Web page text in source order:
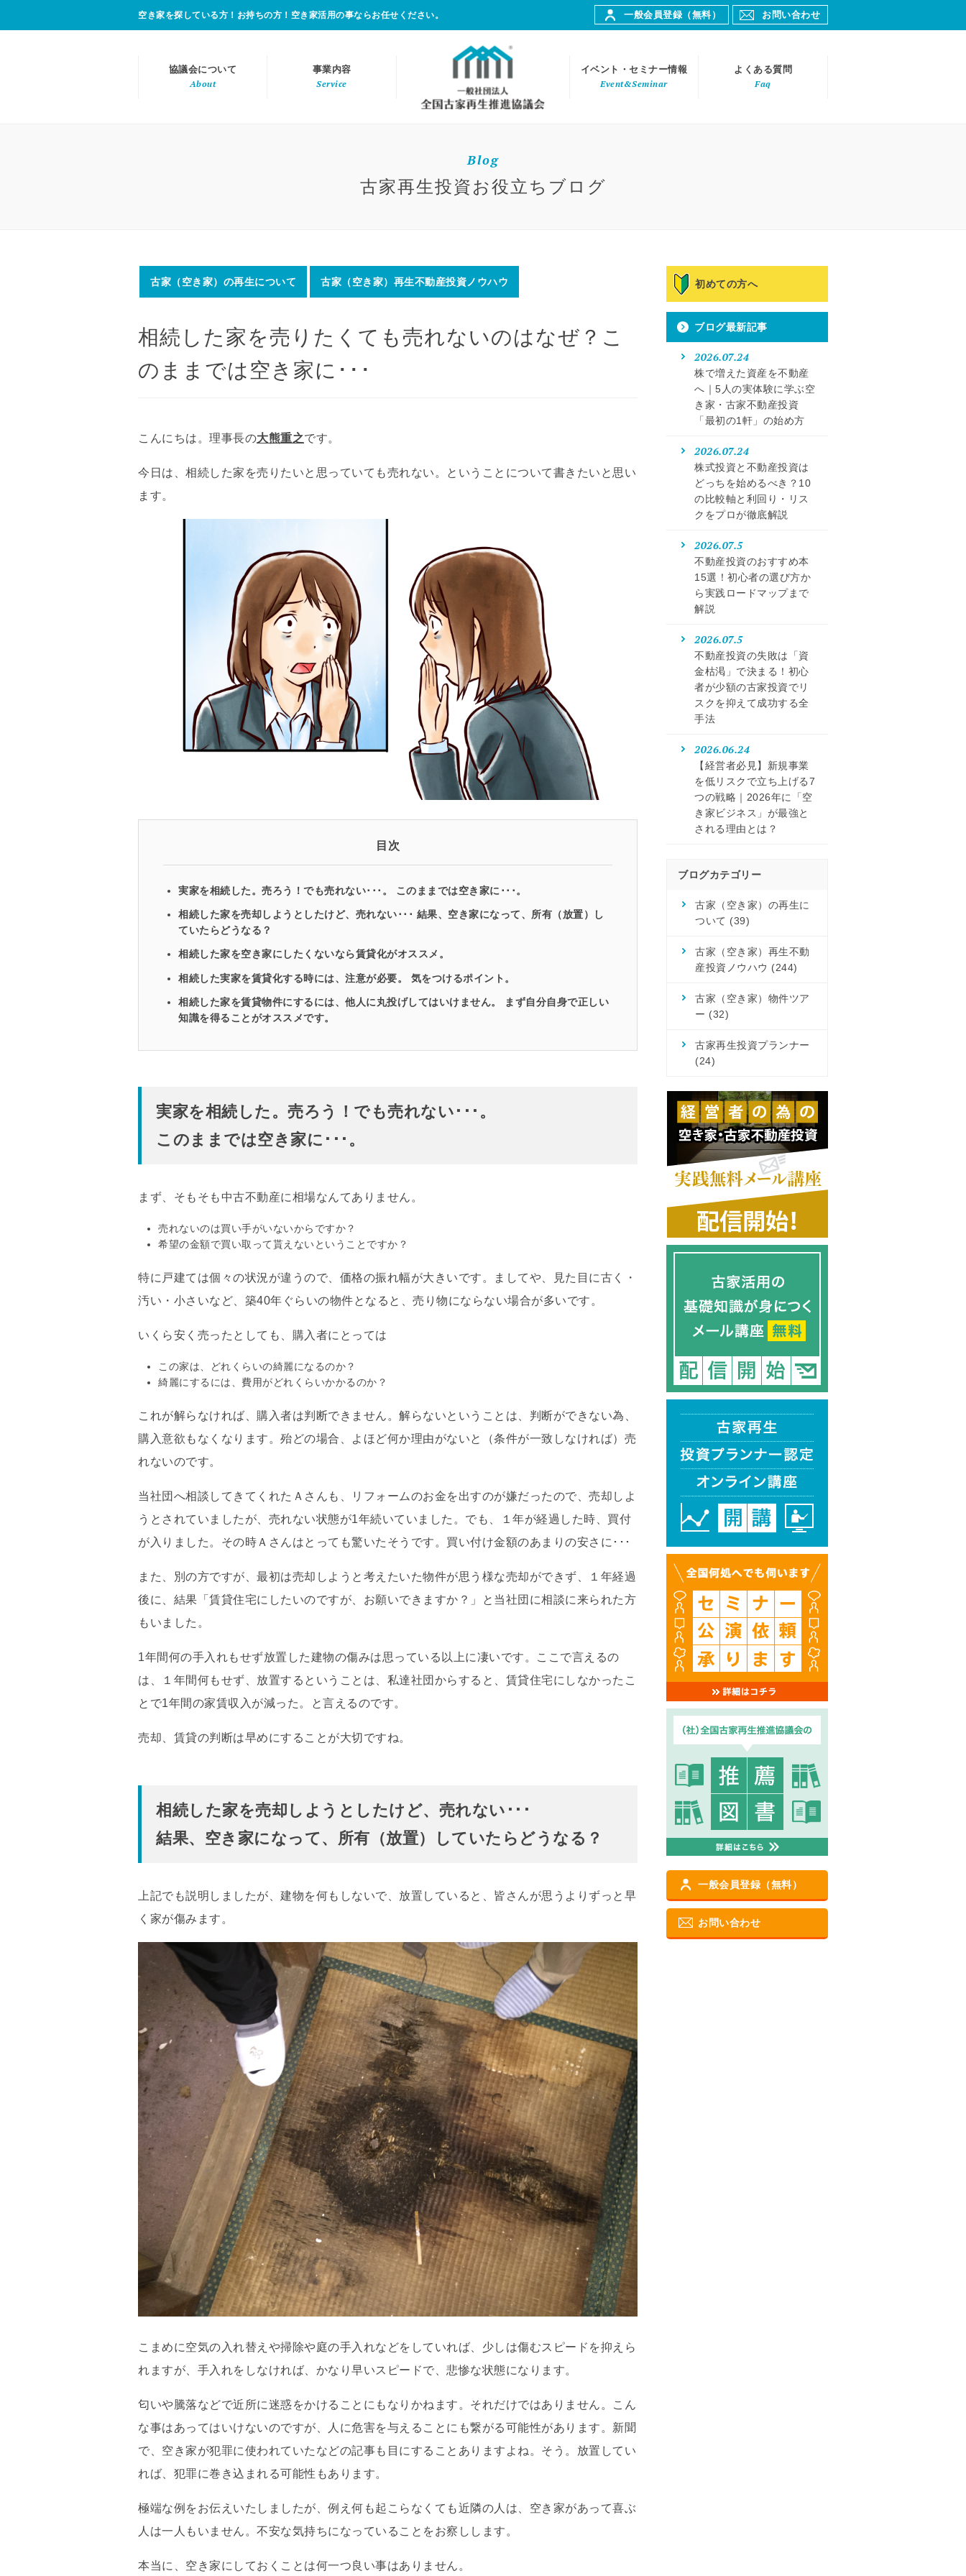
空き家を探している方！お持ちの方！空き家活用の事ならお任せください。 一般会員登録（無料） お問い合わせ
協議会について
About
事業内容
Service
イベント・セミナー情報
Event&Seminar
よくある質問
Faq
Blog
古家再生投資お役立ちブログ
古家（空き家）の再生について 古家（空き家）再生不動産投資ノウハウ
相続した家を売りたくても売れないのはなぜ？こ
のままでは空き家に･･･
こんにちは。理事長の大熊重之です。
今日は、相続した家を売りたいと思っていても売れない。ということについて書きたいと思い
ます。
目次
実家を相続した。売ろう！でも売れない･･･。 このままでは空き家に･･･。
相続した家を売却しようとしたけど、売れない･･･ 結果、空き家になって、所有（放置）し
ていたらどうなる？
相続した家を空き家にしたくないなら賃貸化がオススメ。
相続した実家を賃貸化する時には、注意が必要。 気をつけるポイント。
相続した家を賃貸物件にするには、他人に丸投げしてはいけません。 まず自分自身で正しい
知識を得ることがオススメです。
実家を相続した。売ろう！でも売れない･･･。
このままでは空き家に･･･。
まず、そもそも中古不動産に相場なんてありません。
売れないのは買い手がいないからですか？
希望の金額で買い取って貰えないということですか？
特に戸建ては個々の状況が違うので、価格の振れ幅が大きいです。ましてや、見た目に古く・
汚い・小さいなど、築40年ぐらいの物件となると、売り物にならない場合が多いです。
いくら安く売ったとしても、購入者にとっては
この家は、どれくらいの綺麗になるのか？
綺麗にするには、費用がどれくらいかかるのか？
これが解らなければ、購入者は判断できません。解らないということは、判断ができない為、
購入意欲もなくなります。殆どの場合、よほど何か理由がないと（条件が一致しなければ）売
れないのです。
当社団へ相談してきてくれたＡさんも、リフォームのお金を出すのが嫌だったので、売却しよ
うとされていましたが、売れない状態が1年続いていました。でも、１年が経過した時、買付
が入りました。その時Ａさんはとっても驚いたそうです。買い付け金額のあまりの安さに･･･
また、別の方ですが、最初は売却しようと考えたいた物件が思う様な売却ができず、１年経過
後に、結果「賃貸住宅にしたいのですが、お願いできますか？」と当社団に相談に来られた方
もいました。
1年間何の手入れもせず放置した建物の傷みは思っている以上に凄いです。ここで言えるの
は、１年間何もせず、放置するということは、私達社団からすると、賃貸住宅にしなかったこ
とで1年間の家賃収入が減った。と言えるのです。
売却、賃貸の判断は早めにすることが大切ですね。
相続した家を売却しようとしたけど、売れない･･･
結果、空き家になって、所有（放置）していたらどうなる？
上記でも説明しましたが、建物を何もしないで、放置していると、皆さんが思うよりずっと早
く家が傷みます。
こまめに空気の入れ替えや掃除や庭の手入れなどをしていれば、少しは傷むスピードを抑えら
れますが、手入れをしなければ、かなり早いスピードで、悲惨な状態になります。
匂いや騰落などで近所に迷惑をかけることにもなりかねます。それだけではありません。こん
な事はあってはいけないのですが、人に危害を与えることにも繋がる可能性があります。新聞
で、空き家が犯罪に使われていたなどの記事も目にすることありますよね。そう。放置してい
れば、犯罪に巻き込まれる可能性もあります。
極端な例をお伝えいたしましたが、例え何も起こらなくても近隣の人は、空き家があって喜ぶ
人は一人もいません。不安な気持ちになっていることをお察しします。
本当に、空き家にしておくことは何一つ良い事はありません。
初めての方へ
ブログ最新記事
2026.07.24
株で増えた資産を不動産
へ｜5人の実体験に学ぶ空
き家・古家不動産投資
「最初の1軒」の始め方
2026.07.24
株式投資と不動産投資は
どっちを始めるべき？10
の比較軸と利回り・リス
クをプロが徹底解説
2026.07.5
不動産投資のおすすめ本
15選！初心者の選び方か
ら実践ロードマップまで
解説
2026.07.5
不動産投資の失敗は「資
金枯渇」で決まる！初心
者が少額の古家投資でリ
スクを抑えて成功する全
手法
2026.06.24
【経営者必見】新規事業
を低リスクで立ち上げる7
つの戦略｜2026年に「空
き家ビジネス」が最強と
される理由とは？
ブログカテゴリー
古家（空き家）の再生に
ついて (39)
古家（空き家）再生不動
産投資ノウハウ (244)
古家（空き家）物件ツア
ー (32)
古家再生投資プランナー
(24)
一般会員登録（無料）
お問い合わせ